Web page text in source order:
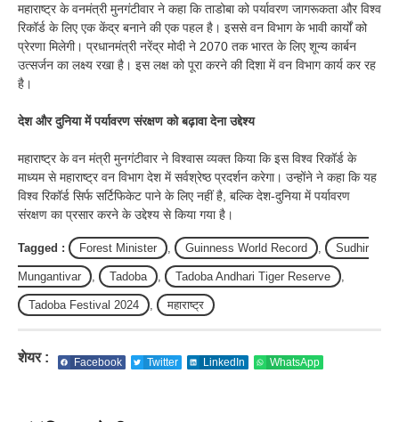
महाराष्ट्र के वनमंत्री मुनगंटीवार ने कहा कि ताडोबा को पर्यावरण जागरूकता और विश्व
रिकॉर्ड के लिए एक केंद्र बनाने की एक पहल है। इससे वन विभाग के भावी कार्यों को
प्रेरणा मिलेगी। प्रधानमंत्री नरेंद्र मोदी ने 2070 तक भारत के लिए शून्य कार्बन
उत्सर्जन का लक्ष्य रखा है। इस लक्ष को पूरा करने की दिशा में वन विभाग कार्य कर रह
है।
देश और दुनिया में पर्यावरण संरक्षण को बढ़ावा देना उद्देश्य
महाराष्ट्र के वन मंत्री मुनगंटीवार ने विश्वास व्यक्त किया कि इस विश्व रिकॉर्ड के
माध्यम से महाराष्ट्र वन विभाग देश में सर्वश्रेष्ठ प्रदर्शन करेगा। उन्होंने ने कहा कि यह
विश्व रिकॉर्ड सिर्फ सर्टिफिकेट पाने के लिए नहीं है, बल्कि देश-दुनिया में पर्यावरण
संरक्षण का प्रसार करने के उद्देश्य से किया गया है।
Tagged : Forest Minister Guinness World Record Sudhir
Mungantivar Tadoba Tadoba Andhari Tiger Reserve
Tadoba Festival 2024 महाराष्ट्र
शेयर : Facebook Twitter LinkedIn WhatsApp